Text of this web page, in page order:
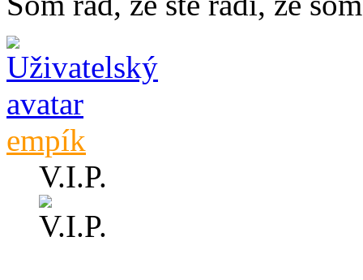
empík
V.I.P.